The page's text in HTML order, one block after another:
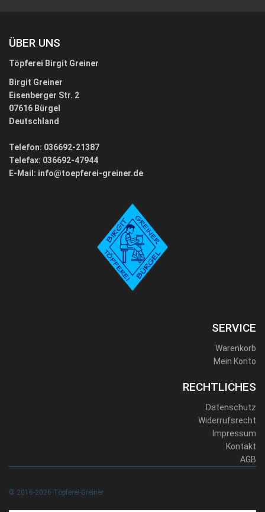
ÜBER UNS
Töpferei Birgit Greiner
Birgit Greiner
Eisenberger Str. 2
07616 Bürgel
Deutschland
Telefon: 036692-21387
Telefax: 036692-47944
E-Mail: info@toepferei-greiner.de
SERVICE
Warenkorb
Mein Konto
RECHTLICHES
Datenschutz
Widerrufsrecht
Impressum
Kontakt
AGB
© 2016-2026 Töpferei-Greiner